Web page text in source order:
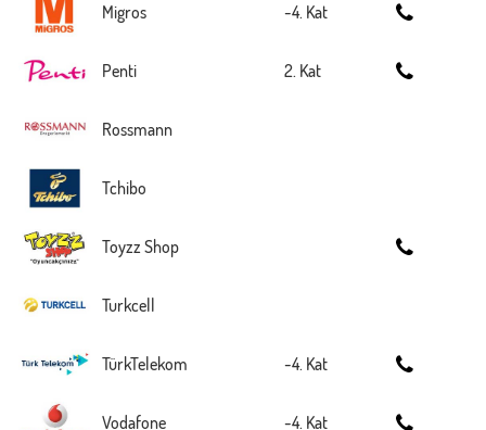
Migros -4. Kat
Penti 2. Kat
Rossmann
Tchibo
Toyzz Shop
Turkcell
TürkTelekom -4. Kat
Vodafone -4. Kat